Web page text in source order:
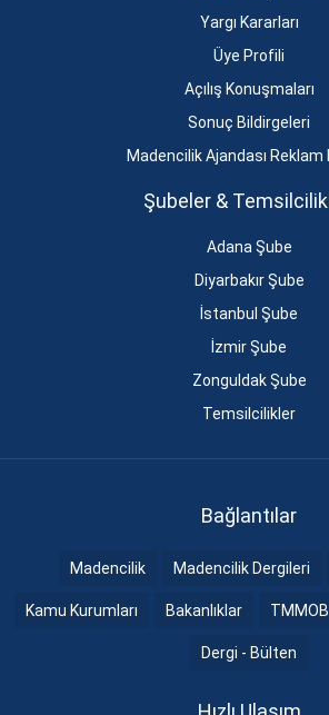
Yargı Kararları
Üye Profili
Açılış Konuşmaları
Sonuç Bildirgeleri
Madencilik Ajandası Reklam
Şubeler &
Adana Şube
Diyarbakır Şube
İstanbul Şube
İzmir Şube
Zonguldak Şube
Temsilcilikler
Bağlantılar
Madencilik Madencilik Dergileri
Kamu Kurumları Bakanlıklar TMMOB
Dergi - Bülten